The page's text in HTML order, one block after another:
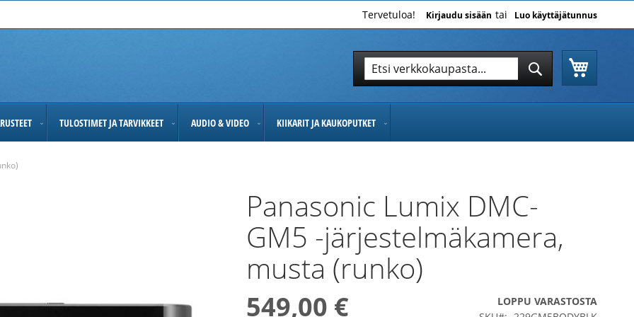
Tervetuloa! Kirjaudu sisään Luo käyttäjätunnus
Hae
TULOSTIMET JA TARVIKKEET AUDIO & VIDEO KIIKARIT JA KAUKOPUTKET
Panasonic Lumix DMC-
GM5 -järjestelmäkamera,
musta (runko)
549,00 €
LOPPU VARASTOSTA